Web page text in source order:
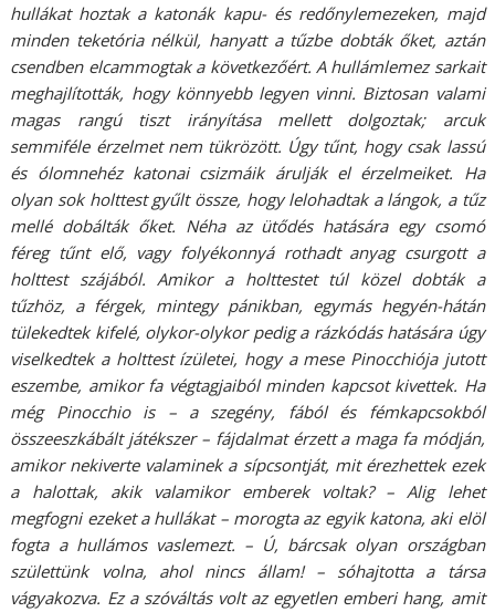
hullákat hoztak a katonák kapu- és redőnylemezeken, majd
minden teketória nélkül, hanyatt a tűzbe dobták őket, aztán
csendben elcammogtak a következőért. A hullámlemez sarkait
meghajlították, hogy könnyebb legyen vinni. Biztosan valami
magas rangú tiszt irányítása mellett dolgoztak; arcuk
semmiféle érzelmet nem tükrözött. Úgy tűnt, hogy csak lassú
és ólomnehéz katonai csizmáik árulják el érzelmeiket. Ha
olyan sok holttest gyűlt össze, hogy lelohadtak a lángok, a tűz
mellé dobálták őket. Néha az ütődés hatására egy csomó
féreg tűnt elő, vagy folyékonnyá rothadt anyag csurgott a
holttest szájából. Amikor a holttestet túl közel dobták a
tűzhöz, a férgek, mintegy pánikban, egymás hegyén-hátán
tülekedtek kifelé, olykor-olykor pedig a rázkódás hatására úgy
viselkedtek a holttest ízületei, hogy a mese Pinocchiója jutott
eszembe, amikor fa végtagjaiból minden kapcsot kivettek. Ha
még Pinocchio is – a szegény, fából és fémkapcsokból
összeeszkábált játékszer – fájdalmat érzett a maga fa módján,
amikor nekiverte valaminek a sípcsontját, mit érezhettek ezek
a halottak, akik valamikor emberek voltak? – Alig lehet
megfogni ezeket a hullákat – morogta az egyik katona, aki elöl
fogta a hullámos vaslemezt. – Ú, bárcsak olyan országban
születtünk volna, ahol nincs állam! – sóhajtotta a társa
vágyakozva. Ez a szóváltás volt az egyetlen emberi hang, amit